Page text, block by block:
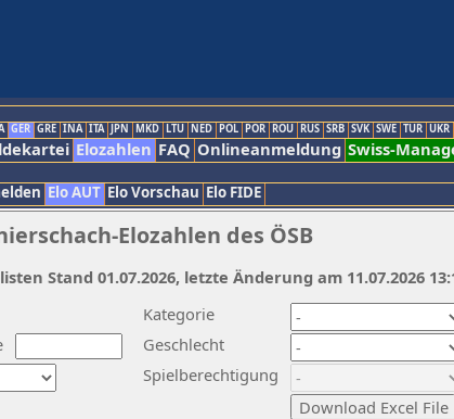
GER GRE INA ITA JPN MKD LTU NED POL POR ROU RUS SRB SVK SWE TUR UKR
Elozahlen FAQ Onlineanmeldung Swiss-
Elo AUT Elo Vorschau Elo FIDE
Elozahlen des ÖSB
Kategorie
Geschlecht
Spielberechtigung
Stand 01.07.2026, letzte Änderung am 11.07.2026